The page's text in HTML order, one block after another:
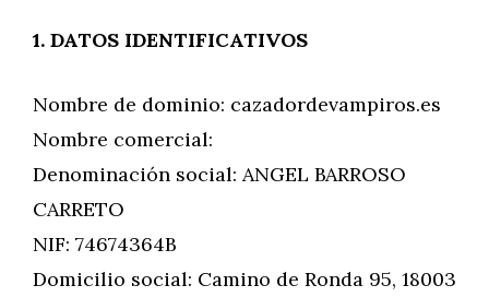
1. DATOS IDENTIFICATIVOS
Nombre de dominio: cazadordevampiros.es
Nombre comercial:
Denominación social: ANGEL BARROSO
CARRETO
NIF: 74674364B
Domicilio social: Camino de Ronda 95, 18003